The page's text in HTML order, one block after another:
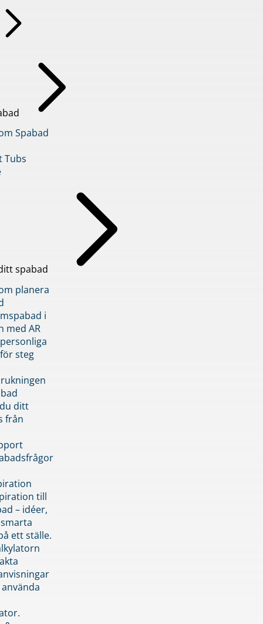
Spabad
Tubs
spabad
planera
i
med AR
steg
ditt
från
till
– idéer,
ett ställe.